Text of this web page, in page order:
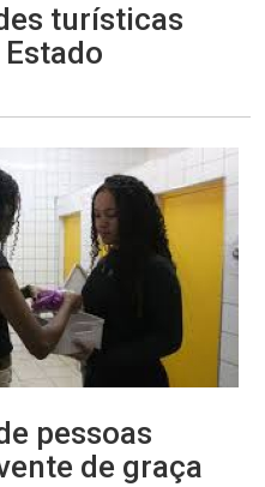
turísticas
pessoas
de graça